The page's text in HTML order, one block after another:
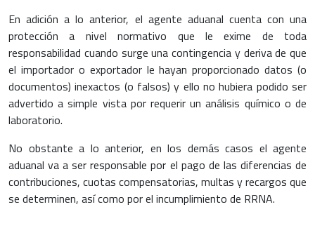
En adición a lo anterior, el agente aduanal cuenta con una
protección a nivel normativo que le exime de toda
responsabilidad cuando surge una contingencia y deriva de que
el importador o exportador le hayan proporcionado datos (o
documentos) inexactos (o falsos) y ello no hubiera podido ser
advertido a simple vista por requerir un análisis químico o de
laboratorio.
No obstante a lo anterior, en los demás casos el agente
aduanal va a ser responsable por el pago de las diferencias de
contribuciones, cuotas compensatorias, multas y recargos que
se determinen, así como por el incumplimiento de RRNA.